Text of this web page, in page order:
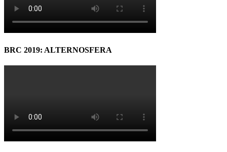
BRC 2019: ALTERNOSFERA